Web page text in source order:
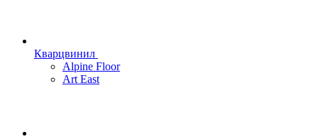
Кварцвинил
Alpine Floor
Art East